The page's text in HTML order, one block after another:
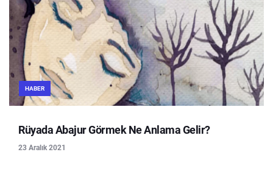
HABER
Rüyada Abajur Görmek Ne Anlama Gelir?
23 Aralık 2021